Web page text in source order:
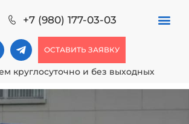
+7 (980) 177-03-03
ОСТАВИТЬ ЗАЯВКУ
круглосуточно и без выходных